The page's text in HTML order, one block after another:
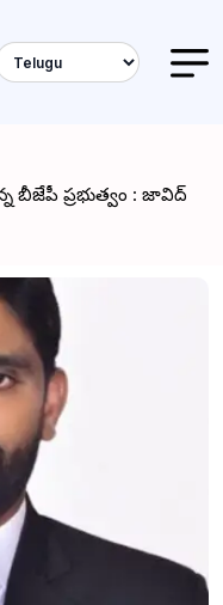
బీజేపీ ప్రభుత్వం : జావిద్